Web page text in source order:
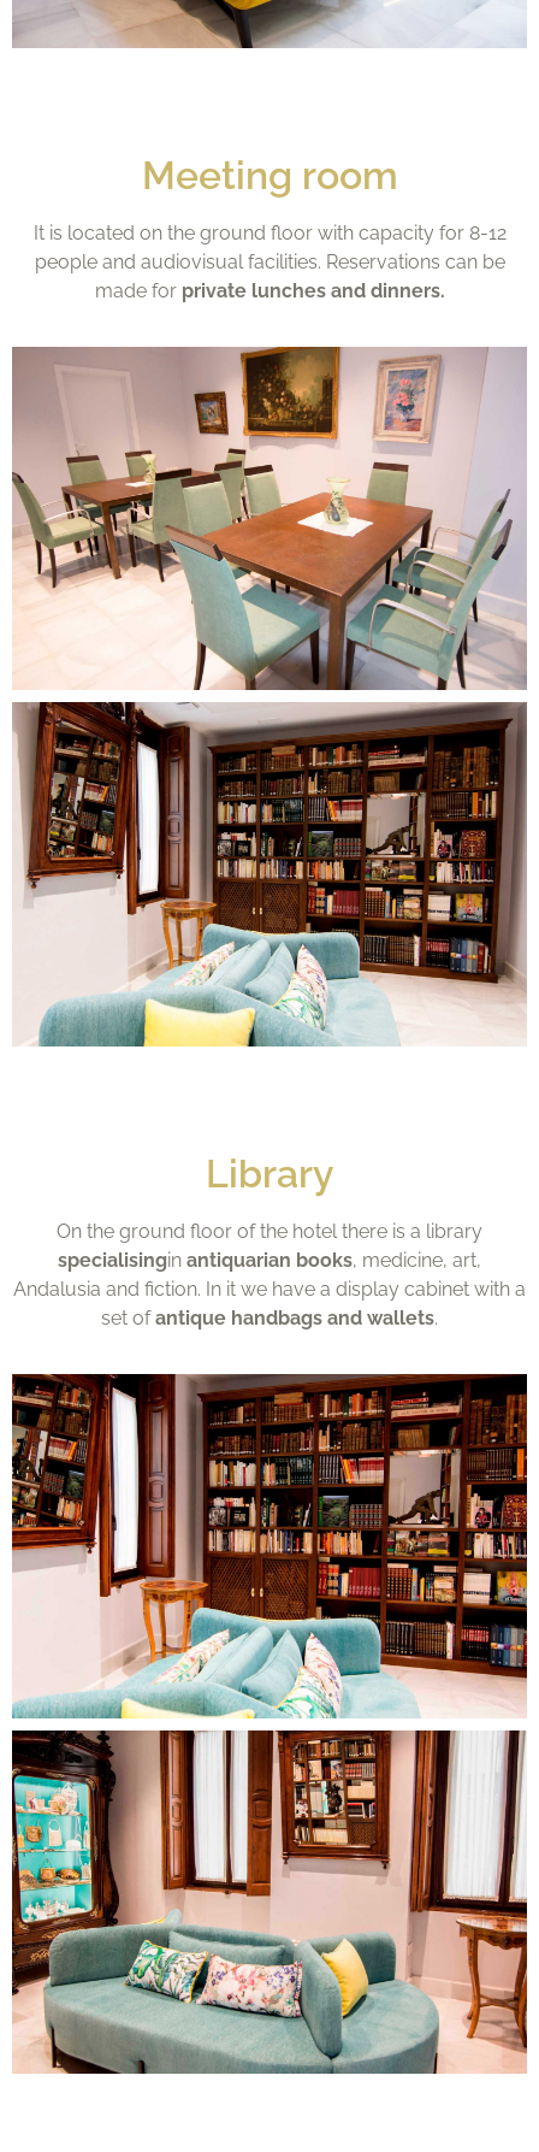
Meeting room
It is located on the ground floor with capacity for 8-12
people and audiovisual facilities. Reservations can be
made for private lunches and dinners.
Library
On the ground floor of the hotel there is a library
specialisingin antiquarian books, medicine, art,
Andalusia and fiction. In it we have a display cabinet with a
set ofantique handbags and wallets.